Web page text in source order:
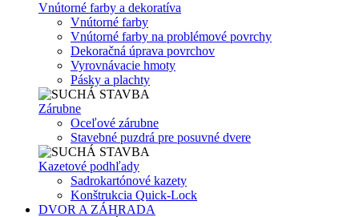
Vnútorné farby a dekoratíva
Vnútorné farby
Vnútorné farby na problémové povrchy
Dekoračná úprava povrchov
Vyrovnávacie hmoty
Pásky a plachty
Zárubne
Oceľové zárubne
Stavebné puzdrá pre posuvné dvere
Kazetové podhľady
Sadrokartónové kazety
Konštrukcia Quick-Lock
DVOR A ZÁHRADA